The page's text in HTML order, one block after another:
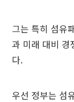
그는 특히 섬유
과 미래 대비 경
다.
우선 정부는 섬